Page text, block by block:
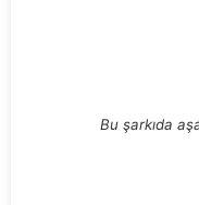
Bu şarkıda